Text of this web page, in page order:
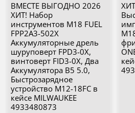
ВМЕСТЕ ВЫГОДНО 2026
ХИТ! Набор
инструментов M18 FUEL
FPP2A3-502X
Аккумуляторные дрель
шуруповерт FPD3-0X,
винтоверт FID3-0X, Два
Аккумулятора В5 5.0,
Быстрозарядное
устройство M12-18FC в
кейсе MILWAUKEE
4933480873